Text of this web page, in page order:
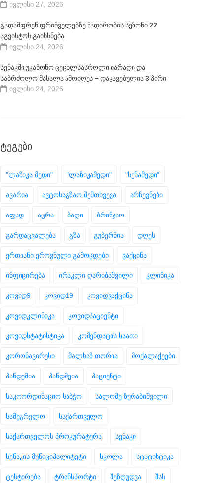
ივლისი 27, 2026
გადამფრენ ფრინველებზე ნადირობის სეზონი 22
აგვისტოს გაიხსნება
ივლისი 24, 2026
სენაკში უკანონო ცეცხლსასროლი იარაღი და
საბრძოლო მასალა ამოიღეს – დაკავებულია 3 პირი
ივლისი 24, 2026
ᲢᲔᲒᲔᲑᲘ
"ლაზიკა მედი" "ლაზიკამედი" "სენამედი"
ავარია ავტოსაგზაო შემთხვევა არჩევნები
აფად აცრა ბაღი ბრინჯაო
გარდაცვალება გზა გუბერნია დღეს
ერთიანი ეროვნული გამოცდები ვაქცინა
ინფიცირება ირაკლი ღარიბაშვილი კლინიკა
კოვიდ9 კოვიდ19 კოვიდვაქცინა
კოვიდკლინიკა კოვიდპაციენტი
კოვიდსტატისტიკა კომენდატის საათი
კორონავირუსი მალხაზ თორია მოქალაქეები
პანდემია პანდმეია პაციენტი
საკოორდინაციო საბჭო სალომე ზურაბიშვილი
სამეგრელო საქართველო
საქართველოს პროკურატურა სენაკი
სენაკის მუნიციპალიტეტი სკოლა სტატისტიკა
ტესტირება ტრანსპორტი შეზღუდვა შსს